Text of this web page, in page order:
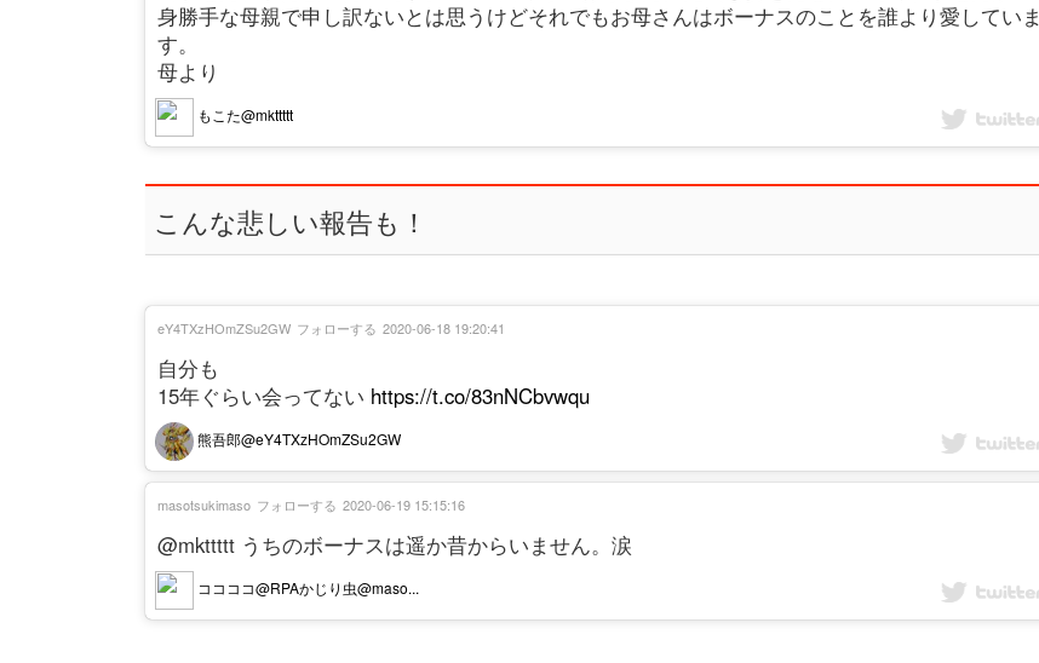
身勝手な母親で申し訳ないとは思うけどそれでもお母さんはボーナスのことを誰より愛していま
す。
母より
もこた@mkttttt
こんな悲しい報告も！
自分も
15年ぐらい会ってない https://t.co/83nNCbvwqu
熊吾郎@eY4TXzHOmZSu2GW
eY4TXzHOmZSu2GW フォローする 2020-06-18 19:20:41
@mkttttt うちのボーナスは遥か昔からいません。涙
ココココ@RPAかじり虫@maso...
masotsukimaso フォローする 2020-06-19 15:15:16